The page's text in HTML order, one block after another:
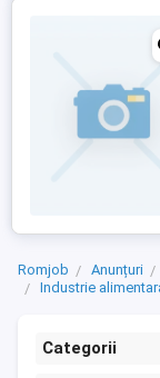
Romjob Anunțuri
Industrie
Categorii